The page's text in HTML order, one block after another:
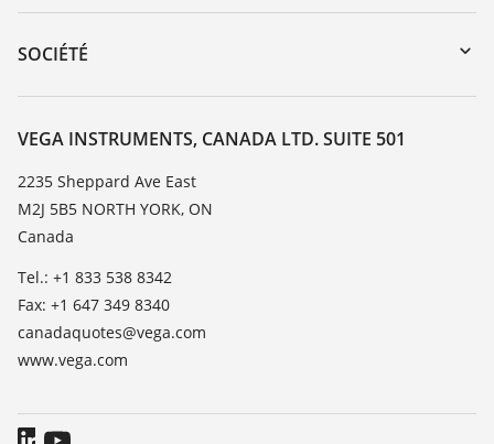
DTM Collection/PACTware
Retour d'appareil
Service client
Liste des constantes diélectriques
SOCIÉTÉ
À propos de VEGA
Contact
News
Presse
VEGA INSTRUMENTS, CANADA LTD. SUITE 501
2235 Sheppard Ave East
M2J 5B5 NORTH YORK, ON
Canada
Tel.: +1 833 538 8342
Fax: +1 647 349 8340
canadaquotes@vega.com
www.vega.com